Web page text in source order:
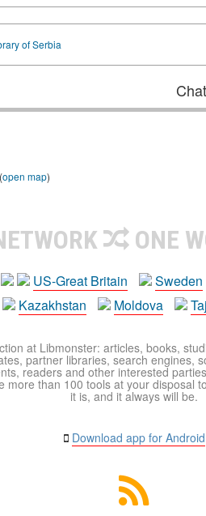
of Serbia
open map)
ONE
US-Great Britain Sweden
Kazakhstan Moldova
at Libmonster: articles, books,
partner libraries, search engines,
readers and other interested
more than 100 tools at your disposal
it is, and it always will be.
Download app for Android